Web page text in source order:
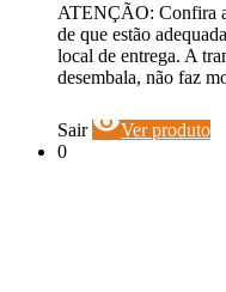
ATENÇÃO: Confira
de que estão
local de entrega. A
desembala, não faz
Sair visibilityVer produto
0